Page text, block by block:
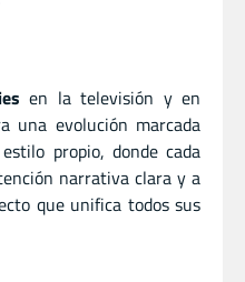
en la televisión y en
una evolución marcada
propio, donde cada
narrativa clara y a
que unifica todos sus